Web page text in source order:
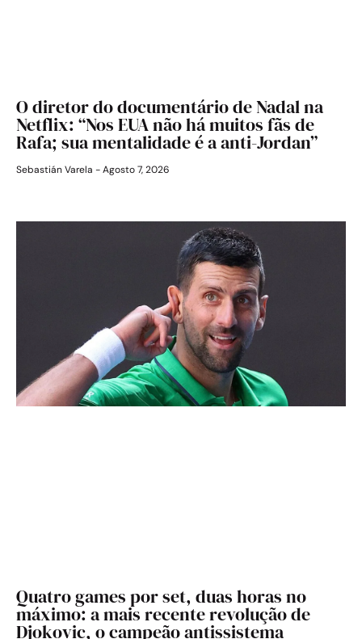
O diretor do documentário de Nadal na
Netflix: “Nos EUA não há muitos fãs de
Rafa; sua mentalidade é a anti-Jordan”
Sebastián Varela Agosto 7, 2026
Quatro games por set, duas horas no
máximo: a mais recente revolução de
Djokovic, o campeão antissistema